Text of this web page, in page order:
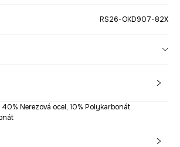
RS26-OKD907-82X
40% Nerezová ocel, 10% Polykarbonát